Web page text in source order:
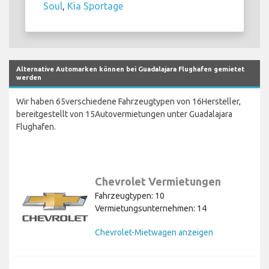
Soul, Kia Sportage
Alternative Automarken können bei Guadalajara Flughafen gemietet
werden
Wir haben 65verschiedene Fahrzeugtypen von 16Hersteller,
bereitgestellt von 15Autovermietungen unter Guadalajara
Flughafen.
Chevrolet Vermietungen
Fahrzeugtypen: 10
Vermietungsunternehmen: 14
Chevrolet-Mietwagen anzeigen